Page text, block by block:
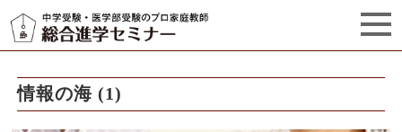
セミナーからのお知らせ（5）
情報の海 (1)